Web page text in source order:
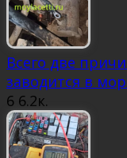
Всего две
заводится в
6 6.2к.